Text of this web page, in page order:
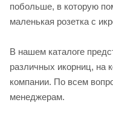
побольше, в которую
маленькая розетка с
В нашем каталоге
различных икорниц, на
компании. По всем
менеджерам.